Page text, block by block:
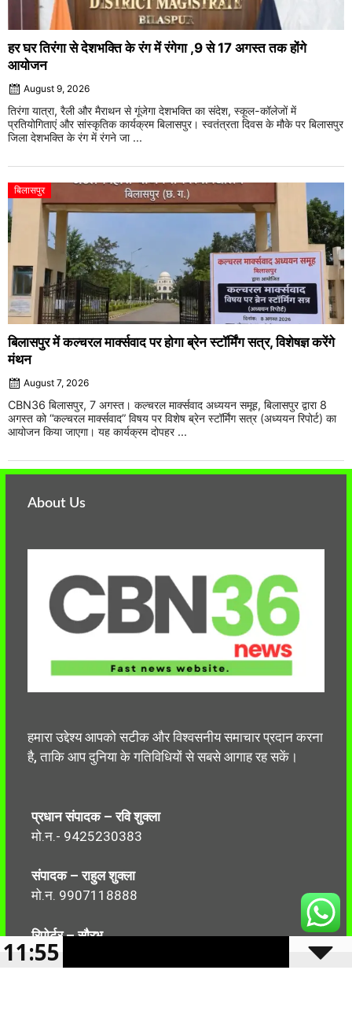
हर घर तिरंगा से देशभक्ति के रंग में रंगेगा ,9 से 17 अगस्त तक होंगे
आयोजन
August 9, 2026
तिरंगा यात्रा, रैली और मैराथन से गूंजेगा देशभक्ति का संदेश, स्कूल-कॉलेजों में
प्रतियोगिताएं और सांस्कृतिक कार्यक्रम बिलासपुर। स्वतंत्रता दिवस के मौके पर बिलासपुर
जिला देशभक्ति के रंग में रंगने जा ...
बिलासपुर
बिलासपुर में कल्चरल मार्क्सवाद पर होगा ब्रेन स्टॉर्मिंग सत्र, विशेषज्ञ करेंगे
मंथन
August 7, 2026
CBN36 बिलासपुर, 7 अगस्त। कल्चरल मार्क्सवाद अध्ययन समूह, बिलासपुर द्वारा 8
अगस्त को “कल्चरल मार्क्सवाद” विषय पर विशेष ब्रेन स्टॉर्मिंग सत्र (अध्ययन रिपोर्ट) का
आयोजन किया जाएगा। यह कार्यक्रम दोपहर ...
About Us
हमारा उद्देश्य आपको सटीक और विश्वसनीय समाचार प्रदान करना
है, ताकि आप दुनिया के गतिविधियों से सबसे आगाह रह सकें।
प्रधान संपादक – रवि शुक्ला
मो.न.- 9425230383
संपादक – राहुल शुक्ला
मो.न. 9907118888
रिपोर्टर – सौरभ
मो.न.-7499999906
11:55